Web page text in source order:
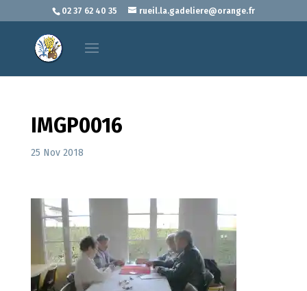
02 37 62 40 35 rueil.la.gadeliere@orange.fr
IMGP0016
25 Nov 2018